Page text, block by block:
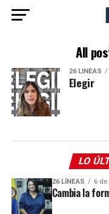
All
26 LÍNEAS
Elegir
LO
26 LÍNEAS 6 de
Cambia la